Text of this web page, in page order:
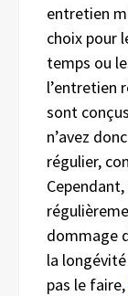
entretien
choix pour
temps ou
l’entretien
sont
n’avez
régulier,
dommage
la
pas le faire,